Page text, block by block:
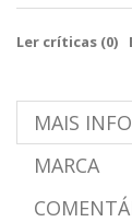
Ler críticas (0)
MAIS
MARCA